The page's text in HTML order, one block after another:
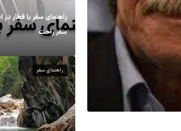
راهنمای سفر با قطار در
سفر راحت
راهنمای سفر